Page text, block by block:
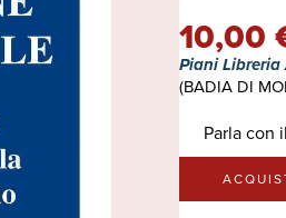
10,00
Piani
(BADIA DI
Parla con